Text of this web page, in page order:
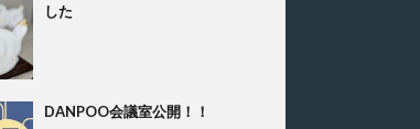
した
DANPOO会議室公開！！